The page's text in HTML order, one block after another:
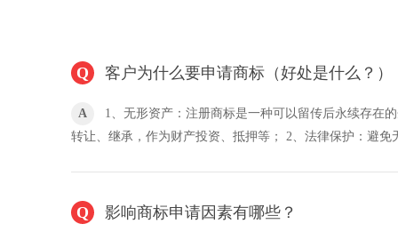
客户为什么要申请商标（好处是什么？）
1、无形资产：注册商标是一种可以留传后永续存在
转让、继承，作为财产投资、抵押等； 2、法律保护：避免
等）； 5、品牌效应：大多数消费者认为使用了注册商标的
影响商标申请因素有哪些？